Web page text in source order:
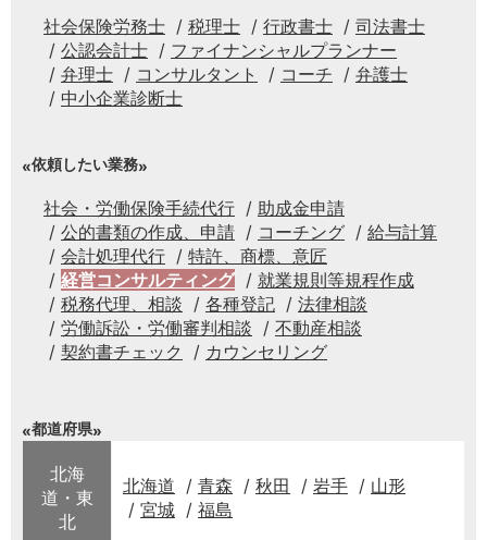
社会保険労務士 税理士 行政書士
司法書士
公認会計士
ファイナンシャルプランナー
弁理士
コンサルタント コーチ
弁護士
中小企業診断士
依頼したい業務
社会・労働保険手続代行
助成金申請
公的書類の作成、申請
コーチング
給与計算
会計処理代行
特許、商標、意匠
経営コンサルティング
就業規則等規程作成
税務代理、相談
各種登記
法律相談
労働訴訟・労働審判相談
不動産相談
契約書チェック
カウンセリング
都道府県
北海
道・東
北
北海道 青森 秋田 岩手
山形
宮城
福島